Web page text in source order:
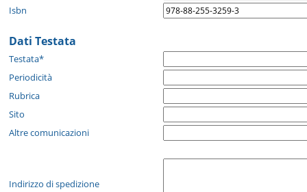
Isbn
Dati Testata
Testata*
Periodicità
Rubrica
Sito
Altre comunicazioni
Indirizzo di spedizione